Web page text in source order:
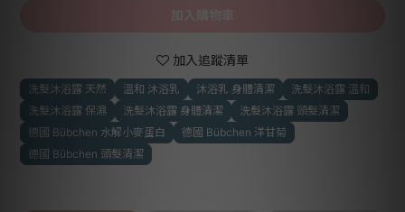
加入追蹤清單
洗髮沐浴露 天然 溫和 沐浴乳 沐浴乳 身體清潔
洗髮沐浴露 溫和
洗髮沐浴露 保濕
洗髮沐浴露 身體清潔
洗髮沐浴露 頭髮清潔
德國 Bübchen 水解小麥蛋白
德國 Bübchen 洋甘菊
德國 Bübchen 頭髮清潔